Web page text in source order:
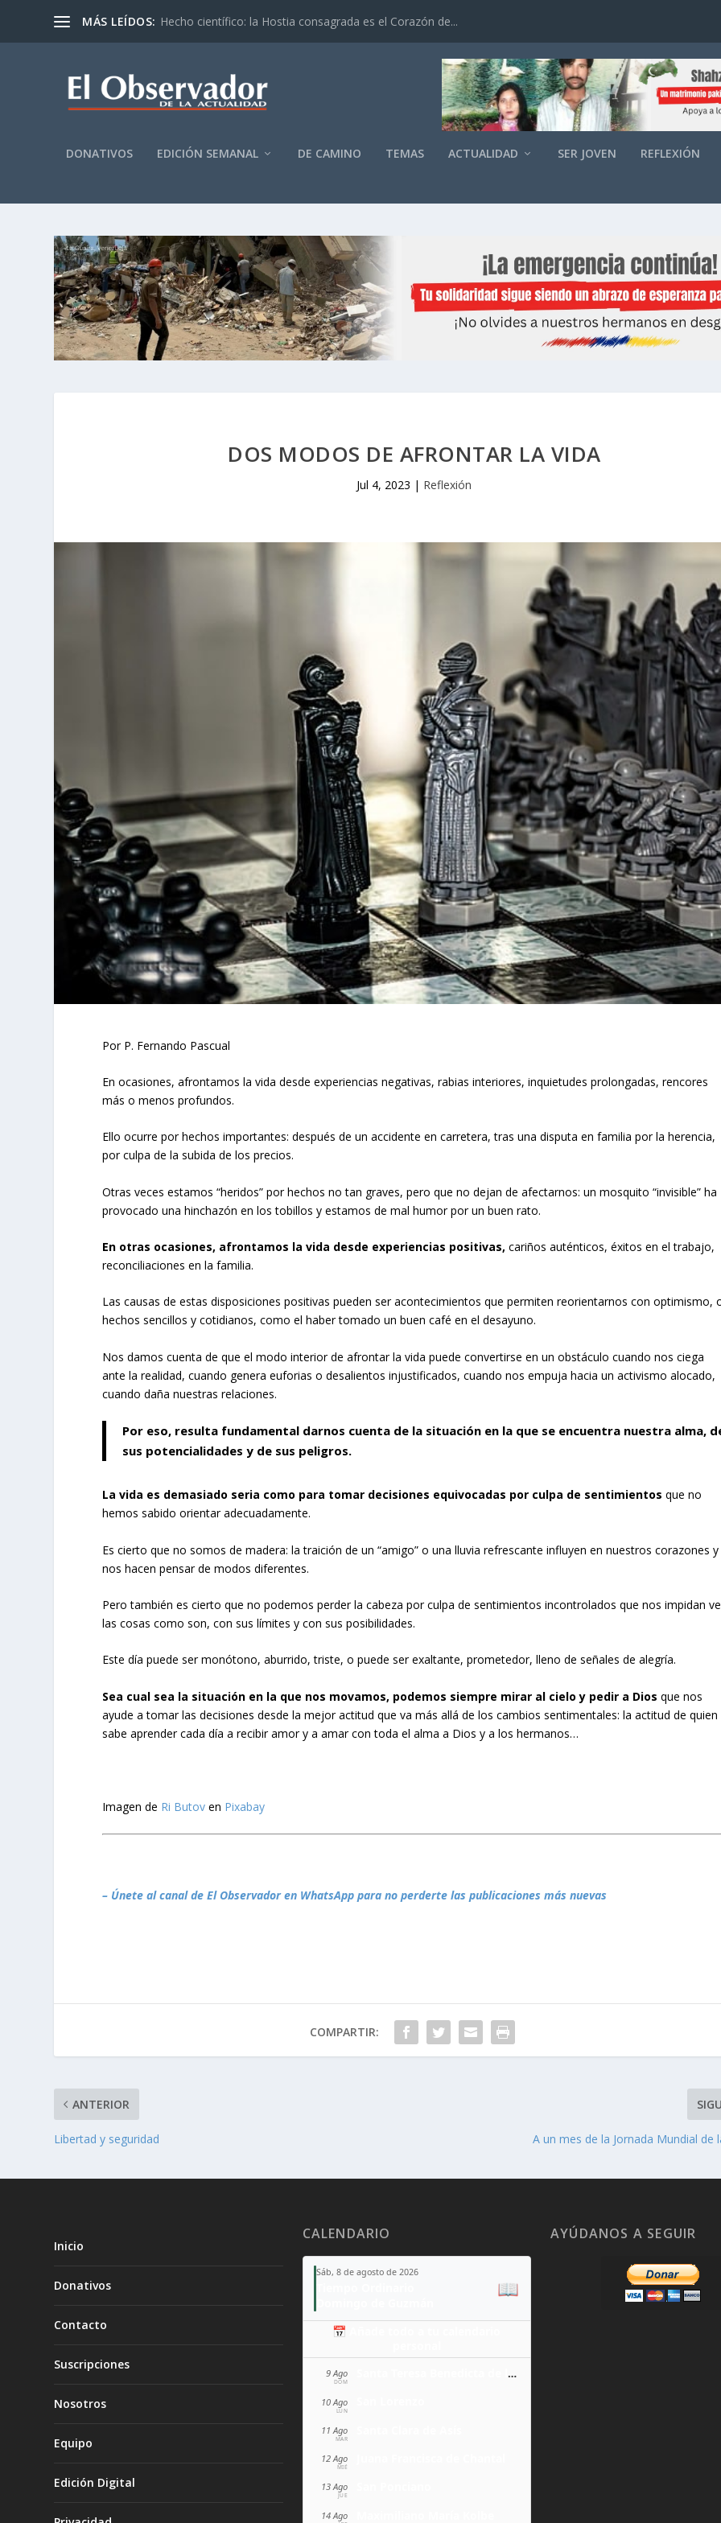
MÁS LEÍDOS: Hecho científico: la Hostia consagrada es el Corazón de...
DONATIVOS EDICIÓN SEMANAL DE CAMINO TEMAS ACTUALIDAD SER JOVEN REFLEXIÓN
DOS MODOS DE AFRONTAR LA VIDA
Jul 4, 2023 | Reflexión
Por P. Fernando Pascual
En ocasiones, afrontamos la vida desde experiencias negativas, rabias interiores, inquietudes prolongadas, rencores
más o menos profundos.
Ello ocurre por hechos importantes: después de un accidente en carretera, tras una disputa en familia por la herencia,
por culpa de la subida de los precios.
Otras veces estamos “heridos” por hechos no tan graves, pero que no dejan de afectarnos: un mosquito “invisible” ha
provocado una hinchazón en los tobillos y estamos de mal humor por un buen rato.
En otras ocasiones, afrontamos la vida desde experiencias positivas, cariños auténticos, éxitos en el trabajo,
reconciliaciones en la familia.
Las causas de estas disposiciones positivas pueden ser acontecimientos que permiten reorientarnos con optimismo,
hechos sencillos y cotidianos, como el haber tomado un buen café en el desayuno.
Nos damos cuenta de que el modo interior de afrontar la vida puede convertirse en un obstáculo cuando nos ciega
ante la realidad, cuando genera euforias o desalientos injustificados, cuando nos empuja hacia un activismo alocado,
cuando daña nuestras relaciones.
Por eso, resulta fundamental darnos cuenta de la situación en la que se encuentra nuestra alma,
sus potencialidades y de sus peligros.
La vida es demasiado seria como para tomar decisiones equivocadas por culpa de sentimientos que no
hemos sabido orientar adecuadamente.
Es cierto que no somos de madera: la traición de un “amigo” o una lluvia refrescante influyen en nuestros corazones y
nos hacen pensar de modos diferentes.
Pero también es cierto que no podemos perder la cabeza por culpa de sentimientos incontrolados que nos impidan
las cosas como son, con sus límites y con sus posibilidades.
Este día puede ser monótono, aburrido, triste, o puede ser exaltante, prometedor, lleno de señales de alegría.
Sea cual sea la situación en la que nos movamos, podemos siempre mirar al cielo y pedir a Dios que nos
ayude a tomar las decisiones desde la mejor actitud que va más allá de los cambios sentimentales: la actitud de quien
sabe aprender cada día a recibir amor y a amar con toda el alma a Dios y a los hermanos…
Imagen de Ri Butov en Pixabay
– Únete al canal de El Observador en WhatsApp para no perderte las publicaciones más nuevas
COMPARTIR:
ANTERIOR
Libertad y seguridad A un mes de la Jornada Mundial de
Inicio
Donativos
Contacto
Suscripciones
Nosotros
Equipo
Edición Digital
CALENDARIO
Sáb, 8 de agosto de 2026
📖
📅 Añade todo a tu calendario
9 Ago
DOM
Santa Teresa Benedicta de la Cruz
10 Ago
LUN
11 Ago
MAR
12 Ago
MIÉ
13 Ago
JUE
14 Ago
AYÚDANOS A SEGUIR